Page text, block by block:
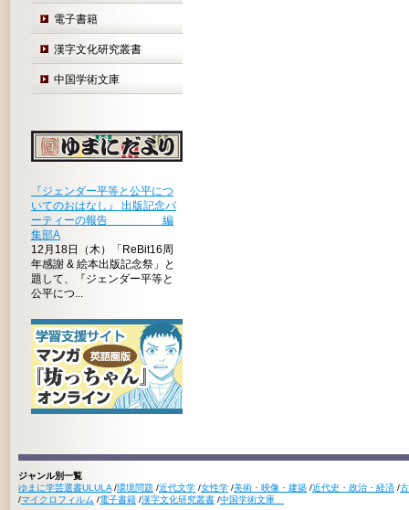
電子書籍
漢字文化研究叢書
中国学術文庫
『ジェンダー平等と公平につ
いてのおはなし』 出版記念パ
ーティーの報告 編
集部A
12月18日（木）「ReBit16周
年感謝 & 絵本出版記念祭」と
題して、『ジェンダー平等と
公平につ...
ジャンル別一覧
ゆまに学芸選書ULULA /環境問題 /近代文学 /女性学 /美術・映像・建築 /近代史・政治・経済 /
/マイクロフィルム /電子書籍 /漢字文化研究叢書 /中国学術文庫